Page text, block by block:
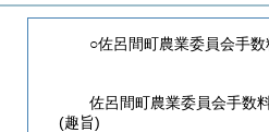
○佐呂間町農業委員会手数
佐呂間町農業委員会手数
(趣旨)